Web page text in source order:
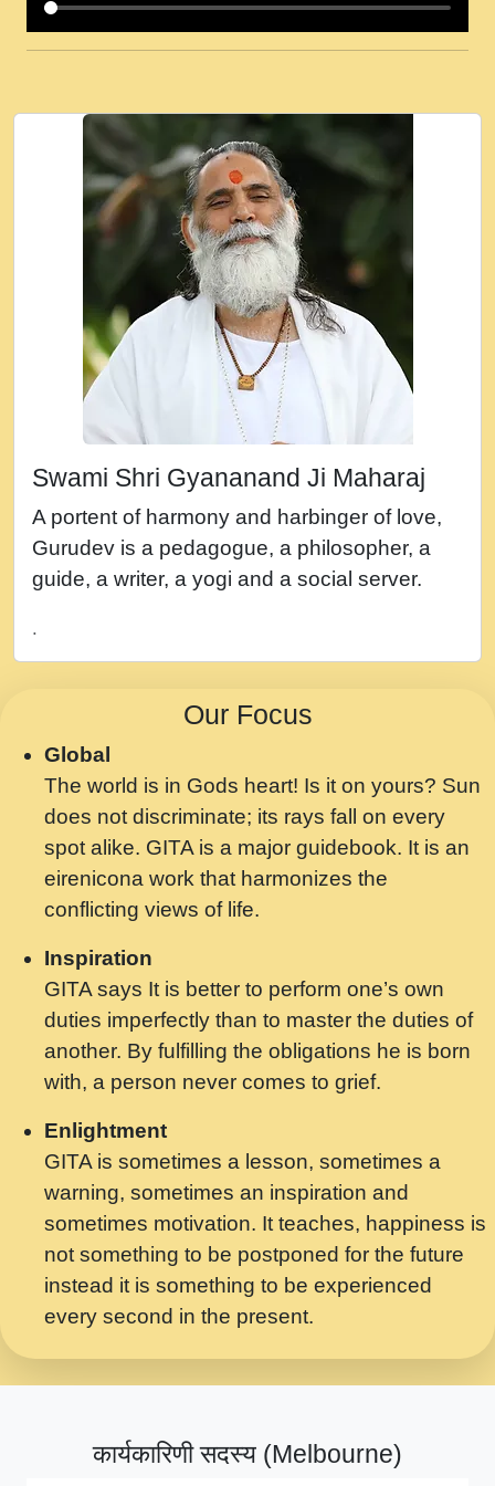
कई पकड क मर हथ र मह वदवन पहच दय! मह जन
Ki - Krishna Bhajan - New Bhajan 2020
#Ishwar Bhakti.mp3
जब से गीता ज्ञान पाया मैं बड़ी मस्ती में हूँ । 2018 -
Rishikesh - Ratan Ji Rasik.mp3
तन हल दल द सनव मड उतत सर रख क, नल रव त
गल लग जव त सर उतत हथ रख द!.mp3
तू कर प्रीतम से प्रीत, यूहीं दिन बीतते जाते हैं ।
2018 - Rishikesh - Swami Gyananand Ji
Maharaj.mp3
न म गवद गपल गद फर, पयर महन न रझद फर! shri
नह भरस रह लडडल... अपन खट करम क !!!! मह दद
सहर चरण क .....mp3
बगड नसब कसन सवर तर बगर Shri ravinandan
shastri ji maharaj.mp3
Chahe Ram Ho Chahe Shyam Ho.mp3
मझ अपन जवन बनन न आय, रठ हर क मनन न आय
Shri ravinandan shastri ji maharaj.mp3
मन अशांत मंत्र जाप - गीता प्रेरणा -Swami
Gyananand Ji Maharaj.mp3
मन बध लय परम वल कगन Special Shyam
Saawariya.mp3
मर गनय न अपरध लडडल शर रध.... Shri
ravinandan shastri ji maharaj.mp3
मेरे मन हरी का ध्यान लगा - भजन भाव - 2018 -
Rishikesh - Swami Gyananand Ji
Maharaj.mp3
यह हसरत तलब ह नकज कमर Yahi Hasraten
Talab Hai Bhav Pravah #bhajan.mp3
लडल ज बल ल क ज न लग Sadhvi Purnima Ji
7.9.2021 जवल नगर दलल #बसर.mp3
सख भ मझ पयर ह दख भ मझ पयर ह!छड म कस दत
सपरहट भजन 2021 - तर अखय ह जद भर बहर ज म
सपरहट शयम भजन - जय जय शयम जय जय शयम
Swami Shri Gyananand Ji Maharaj
A portent of harmony and harbinger of love,
Gurudev is a pedagogue, a philosopher, a
guide, a writer, a yogi and a social server.
.
Our Focus
Global
The world is in Gods heart! Is it on yours? Sun
does not discriminate; its rays fall on every
spot alike. GITA is a major guidebook. It is an
eirenicona work that harmonizes the
conflicting views of life.
Inspiration
GITA says It is better to perform one’s own
duties imperfectly than to master the duties of
another. By fulfilling the obligations he is born
with, a person never comes to grief.
Enlightment
GITA is sometimes a lesson, sometimes a
warning, sometimes an inspiration and
sometimes motivation. It teaches, happiness is
not something to be postponed for the future
instead it is something to be experienced
every second in the present.
कार्यकारिणी सदस्य (Melbourne)